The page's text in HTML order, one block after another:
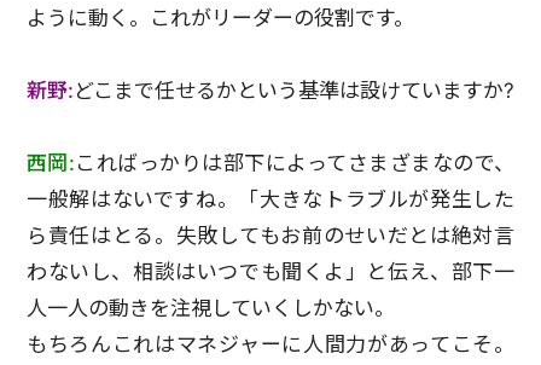
ように動く。これがリーダーの役割です。
新野: どこまで任せるかという基準は設けていますか?
西岡: こればっかりは部下によってさまざまなので、
一般解はないですね。「大きなトラブルが発生した
ら責任はとる。失敗してもお前のせいだとは絶対言
わないし、相談はいつでも聞くよ」と伝え、部下一
人一人の動きを注視していくしかない。
もちろんこれはマネジャーに人間力があってこそ。